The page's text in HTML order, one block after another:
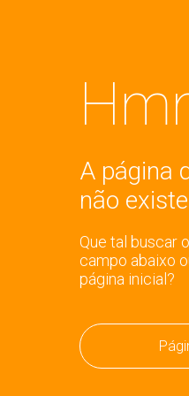
A página
não
Que tal buscar
campo abaixo
página inicial?